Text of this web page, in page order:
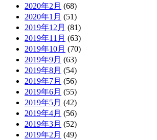
2020年2月 (68)
2020年1月 (51)
2019年12月 (81)
2019年11月 (63)
2019年10月 (70)
2019年9月 (63)
2019年8月 (54)
2019年7月 (56)
2019年6月 (55)
2019年5月 (42)
2019年4月 (56)
2019年3月 (52)
2019年2月 (49)